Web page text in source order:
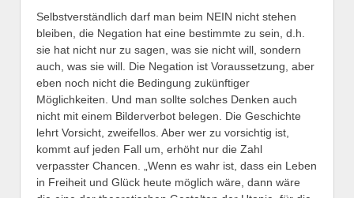
Selbstverständlich darf man beim NEIN nicht stehen
bleiben, die Negation hat eine bestimmte zu sein, d.h.
sie hat nicht nur zu sagen, was sie nicht will, sondern
auch, was sie will. Die Negation ist Voraussetzung, aber
eben noch nicht die Bedingung zukünftiger
Möglichkeiten. Und man sollte solches Denken auch
nicht mit einem Bilderverbot belegen. Die Geschichte
lehrt Vorsicht, zweifellos. Aber wer zu vorsichtig ist,
kommt auf jeden Fall um, erhöht nur die Zahl
verpasster Chancen. „Wenn es wahr ist, dass ein Leben
in Freiheit und Glück heute möglich wäre, dann wäre